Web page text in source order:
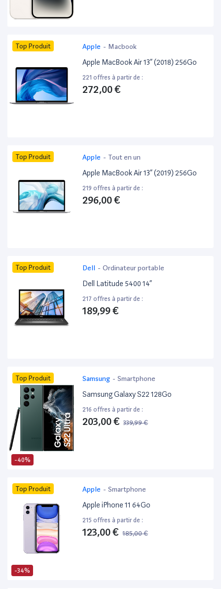
Top Produit Apple - Macbook
Apple MacBook Air 13” (2018) 256Go
221 offres à partir de :
272,00 €
Top Produit Apple - Tout en un
Apple MacBook Air 13” (2019) 256Go
219 offres à partir de :
296,00 €
Top Produit Dell - Ordinateur portable
Dell Latitude 5400 14”
217 offres à partir de :
189,99 €
-40%
Top Produit Samsung - Smartphone
Samsung Galaxy S22 128Go
216 offres à partir de :
203,00 € 339,99 €
-34%
Top Produit Apple - Smartphone
Apple iPhone 11 64Go
215 offres à partir de :
123,00 € 185,00 €